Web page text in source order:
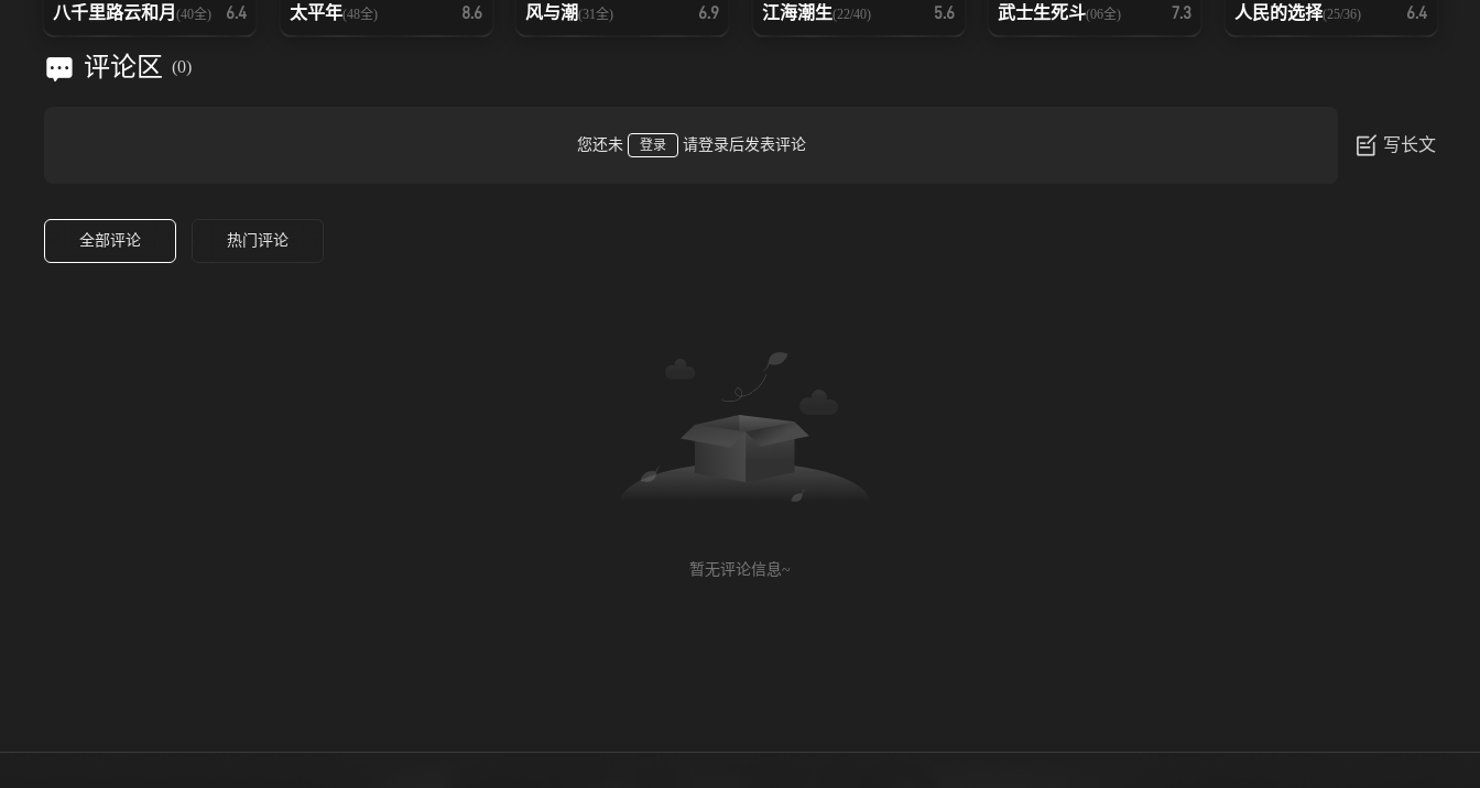
八千里路云和月 (40全) 6.4 太平年(48全) 8.6 风与潮(31全) 6.9 江海潮生(22/40) 5.6 武士生死斗(06全) 7.3 人民的选择(25/36) 6.4
评论区 (0)
您还未 登录 请登录后发表评论 写长文
全部评论 热门评论
暂无评论信息~